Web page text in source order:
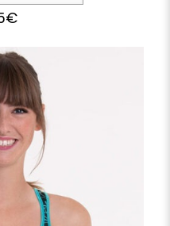
€